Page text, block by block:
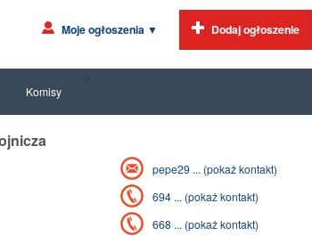
Moje ogłoszenia ▼ Dodaj ogłoszenie
>
Komisy
pepe29 ... (pokaż kontakt)
694 ... (pokaż kontakt)
668 ... (pokaż kontakt)